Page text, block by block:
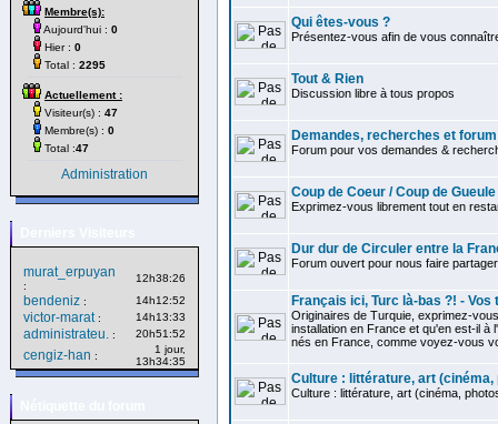
Membre(s):
Aujourd'hui : 0
Hier : 0
Total : 2295
Actuellement :
Visiteur(s) : 47
Membre(s) : 0
Total :47
Administration
murat_erpuyan
:
12h38:26
bendeniz : 14h12:52
victor-marat: 14h13:33
administrateu. : 20h51:52
cengiz-han :
1 jour,
13h34:35
Qui êtes-vous ?
Présentez-vous afin de vous
Tout & Rien
Discussion libre à tous propos
Demandes, recherches et
Forum pour vos demandes &
Coup de Coeur / Coup de Gueule
Exprimez-vous librement tout en
Dur dur de Circuler entre la
Forum ouvert pour nous faire
Français ici, Turc là-bas ?! - Vos
Originaires de Turquie, exprimez-
installation en France et qu'en est-il à
nés en France, comme voyez-vous
Culture : littérature, art (cinéma,
Culture : littérature, art (cinéma,